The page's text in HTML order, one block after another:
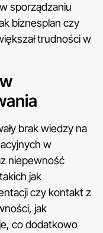
sporządzaniu
biznesplan czy
trudności w
brak wiedzy na
w
niepewność
jak
czy kontakt z
jak
co dodatkowo